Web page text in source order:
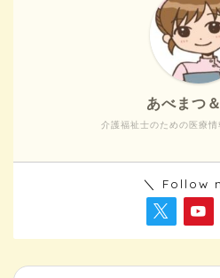
介護福祉士のための医療
あべまつ
＼ Follow